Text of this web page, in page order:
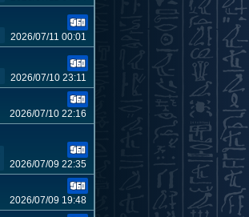
2026/07/11 00:01
2026/07/10 23:11
2026/07/10 22:16
2026/07/09 22:35
2026/07/09 19:48